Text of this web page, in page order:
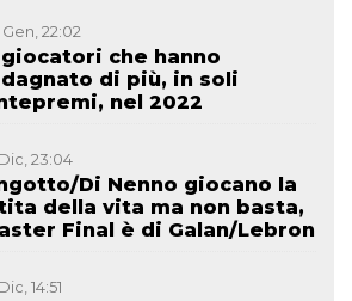
22:02
giocatori che hanno
di più, in soli
nel 2022
23:04
Di Nenno giocano la
della vita ma non basta,
Final è di Galan/Lebron
14:51